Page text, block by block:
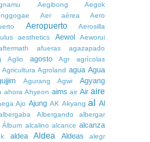
Aegibong
Aegok
Aer aérea
Aero
Aeropuerto
Aerosilla
aesthetics Aewol
Aeworui
afueras agazapado
Aglio agosto Agr
agrícolas
Agricultura Agroland agua Agua
Agurang Agwi Agyang
ahora Ahyeon aims air Air aire
Ajo Ajung AK Akyang al Al
Albergando
albergar
Álbum alcalino alcance alcanza
aldea Aldea Aldeas
alegr